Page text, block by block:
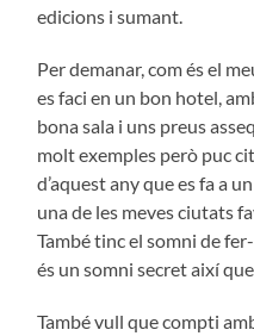
edicions i sumant.
Per demanar, com és el
es faci en un bon hotel,
bona sala i uns preus
molt exemples però puc
d’aquest any que es fa a
una de les meves ciutats
També tinc el somni de
és un somni secret així que
També vull que compti